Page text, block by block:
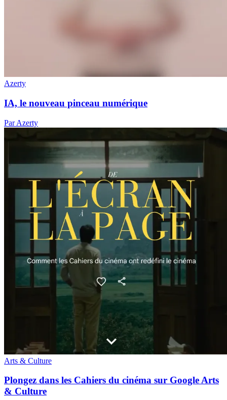
Azerty
IA, le nouveau pinceau numérique
Par Azerty
Arts & Culture
Plongez dans les Cahiers du cinéma sur Google Arts
& Culture